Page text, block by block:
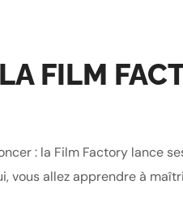
FILM
: la Film Factory lance
vous allez apprendre à